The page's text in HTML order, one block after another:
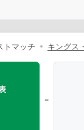
トマッチ キングス
-